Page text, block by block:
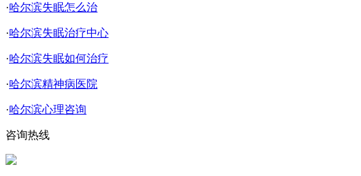
·哈尔滨失眠怎么治
·哈尔滨失眠治疗中心
·哈尔滨失眠如何治疗
·哈尔滨精神病医院
·哈尔滨心理咨询
咨询热线